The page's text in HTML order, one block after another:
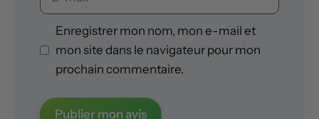
mail
Enregistrer mon nom, mon e-mail et
mon site dans le navigateur pour mon
prochain commentaire.